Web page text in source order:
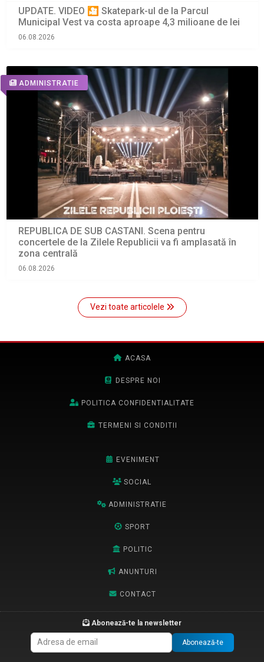
UPDATE. VIDEO 🎦 Skatepark-ul de la Parcul
Municipal Vest va costa aproape 4,3 milioane de lei
06.08.2026
ADMINISTRATIE
REPUBLICA DE SUB CASTANI. Scena pentru
concertele de la Zilele Republicii va fi amplasată în
zona centrală
06.08.2026
Vezi toate articolele
ACASA
DESPRE NOI
POLITICA CONFIDENTIALITATE
TERMENI SI CONDITII
EVENIMENT
SOCIAL
ADMINISTRATIE
SPORT
POLITIC
ANUNTURI
CONTACT
Abonează-te la newsletter
Abonează-te